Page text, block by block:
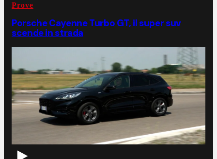
Prove
Porsche Cayenne Turbo GT, il super suv
scende in strada